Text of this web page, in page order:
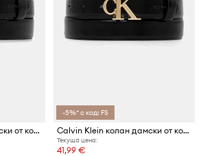
Calvin Klein колан дамски от кожа
-5%* с код: FS
Calvin Klein колан дамски от кожа
Текуща цена:
41,99 €